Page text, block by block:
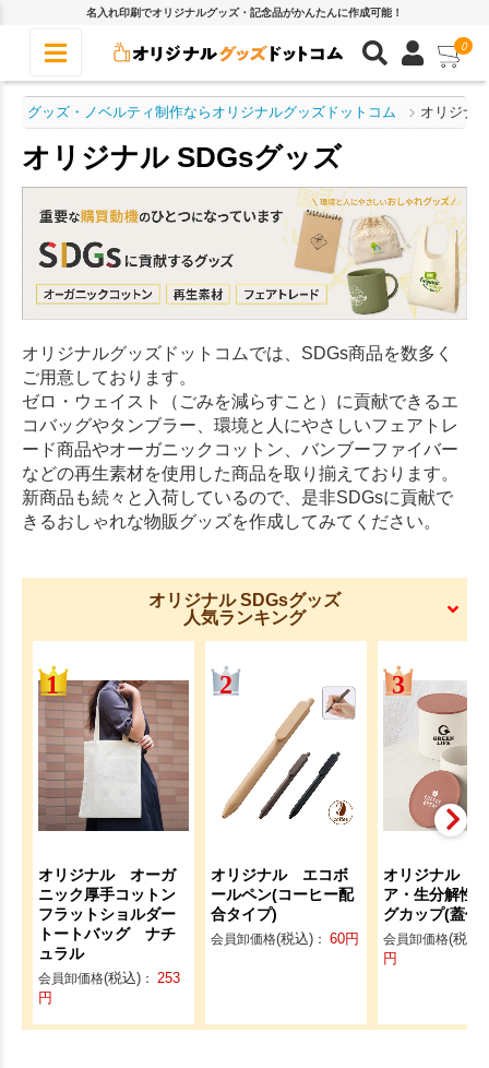
名入れ印刷でオリジナルグッズ・記念品がかんたんに作成可能！
0
グッズ・ノベルティ制作ならオリジナルグッズドットコム オリジナ
オリジナル SDGsグッズ
オリジナルグッズドットコムでは、SDGs商品を数多く
ご用意しております。
ゼロ・ウェイスト（ごみを減らすこと）に貢献できるエ
コバッグやタンブラー、環境と人にやさしいフェアトレ
ード商品やオーガニックコットン、バンブーファイバー
などの再生素材を使用した商品を取り揃えております。
新商品も続々と入荷しているので、是非SDGsに貢献で
きるおしゃれな物販グッズを作成してみてください。
オリジナル SDGsグッズ
人気ランキング
オリジナル オーガ
ニック厚手コットン
フラットショルダー
トートバッグ ナチ
ュラル
会員卸価格(税込) ： 253
円
オリジナル エコボ
ールペン(コーヒー配
合タイプ)
会員卸価格(税込) ： 60円
オリジナル
ア・生分解性
グカップ(蓋付
会員卸価格(税込)
円